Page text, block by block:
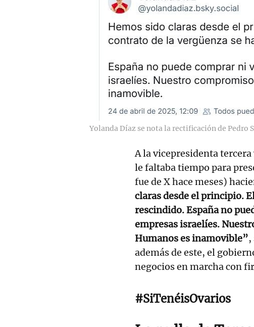
Yolanda Díaz se nota la rectificación de Pedro
A la vicepresidenta
le faltaba tiempo para
fue de X hace meses)
claras desde el principio.
rescindido. España no
empresas israelíes.
Humanos es inamovible”
además de este, el
negocios en marcha con
#SiTenéisOvarios